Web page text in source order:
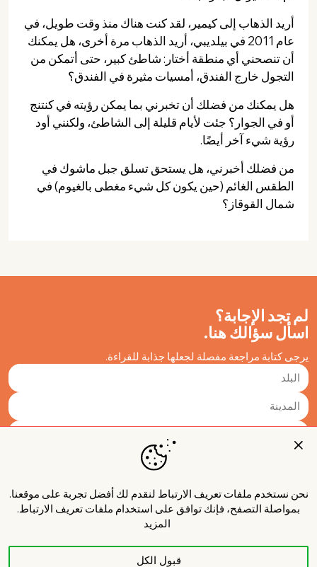
أريد الذهاب إلى كيمير، لقد كنت هناك منذ وقت طويل، في
عام 2011 في بيلديبي، أريد الذهاب مرة أخرى، هل يمكنك
أن تنصحني أي منطقة أختار: شاطئ كبير، حتى أتمكن من
التجول خارج الفندق، أمسيات مثيرة في الفندق؟
هل يمكنك من فضلك أن تخبرني بما يمكن رؤيته في كنتنج
أو في الجوار؟ جئت لأيام قليلة إلى الشاطئ، ولكنني أود
رؤية شيء آخر أيضًا.
من فضلك أخبرني، هل يستحق تسلق جبل ماشوك في
الطقس الغائم (حين يكون كل شيء مغطى بالغيوم) في
شمال القوقاز؟
لم تجد الإجابة؟
اسأل سؤالك هنا.
يرجى كتابة مراجعة مفصلة لجعلها جذابة للقراءة.
نحن نستخدم ملفات تعريف الارتباط لنقدم لك أفضل تجربة على موقعنا.
بمواصلة التصفح، فإنك توافق على استخدام ملفات تعريف الارتباط.
المزيد
قبول الكل